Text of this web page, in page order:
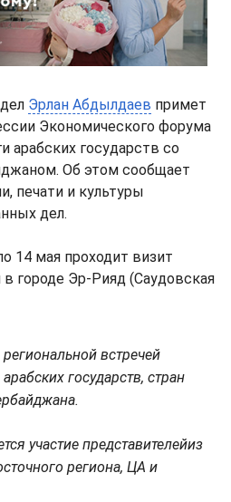
Эрлан Абдылдаев примет
Экономического форума
арабских государств со
Об этом сообщает
печати и культуры
дел.
14 мая проходит визит
городе Эр-Рияд (Саудовская
встречей
государств, стран
участие представителейиз
региона, ЦА и